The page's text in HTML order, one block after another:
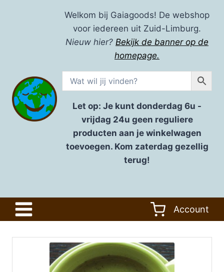
Welkom bij Gaiagoods! De webshop
voor iedereen uit Zuid-Limburg.
Nieuw hier? Bekijk de banner op de
homepage.
Let op: Je kunt donderdag 6u -
vrijdag 24u geen reguliere
producten aan je winkelwagen
toevoegen. Kom zaterdag gezellig
terug!
Account